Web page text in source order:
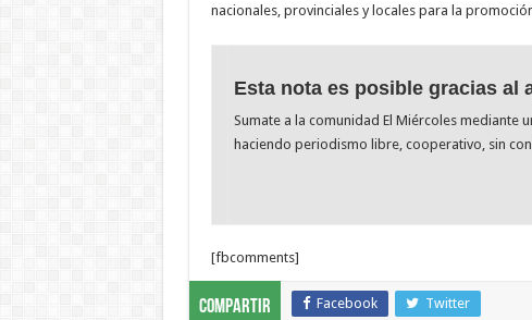
nacionales, provinciales y locales para la
Esta nota es posible gracias al
Sumate a la comunidad El Miércoles
haciendo periodismo libre, cooperativo, sin
[fbcomments]
Compartir Facebook Twitter